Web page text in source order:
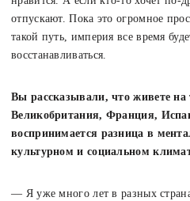
отпускают. Пока это огромное
такой путь, империя все время
восстанавливаться.
Вы рассказывали, что живете
Великобритания, Франция,
воспринимается разница в
культурном и социальном
— Я уже много лет в разных